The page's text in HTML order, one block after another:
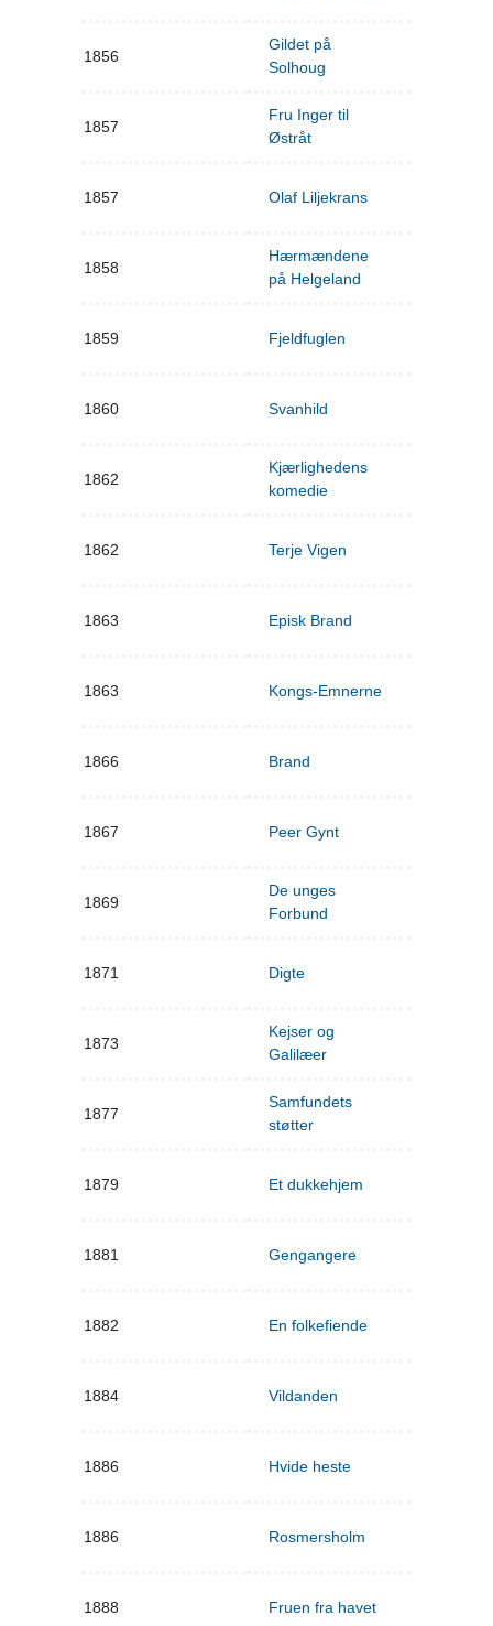
1856
Gildet på
Solhoug
1857
Fru Inger til
Østråt
1857 Olaf Liljekrans
1858
Hærmændene
på Helgeland
1859 Fjeldfuglen
1860 Svanhild
1862
Kjærlighedens
komedie
1862 Terje Vigen
1863 Episk Brand
1863 Kongs-Emnerne
1866 Brand
1867 Peer Gynt
1869
De unges
Forbund
1871 Digte
1873
Kejser og
Galilæer
1877
Samfundets
støtter
1879 Et dukkehjem
1881 Gengangere
1882 En folkefiende
1884 Vildanden
1886 Hvide heste
1886 Rosmersholm
1888 Fruen fra havet